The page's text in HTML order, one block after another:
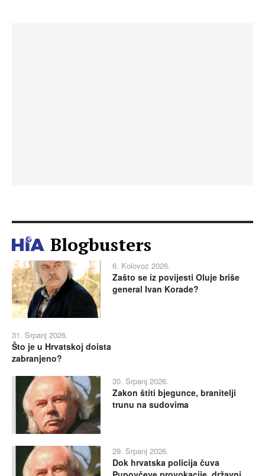
Blogbusters
6. Kolovoz 2026.
Zašto se iz povijesti Oluje briše
general Ivan Korade?
31. Srpanj 2026.
Što je u Hrvatskoj doista
zabranjeno?
30. Srpanj 2026.
Zakon štiti bjegunce, branitelji
trunu na sudovima
29. Srpanj 2026.
Dok hrvatska policija čuva